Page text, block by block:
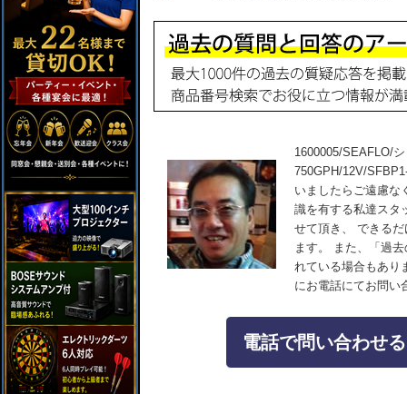
1600005/SEAFLO/
750GPH/12V/
いましたらご遠慮な
識を有する私達スタ
せて頂き、 できる
ます。 また、「過
れている場合もあり
にお電話にてお問い
電話で問い合わせ